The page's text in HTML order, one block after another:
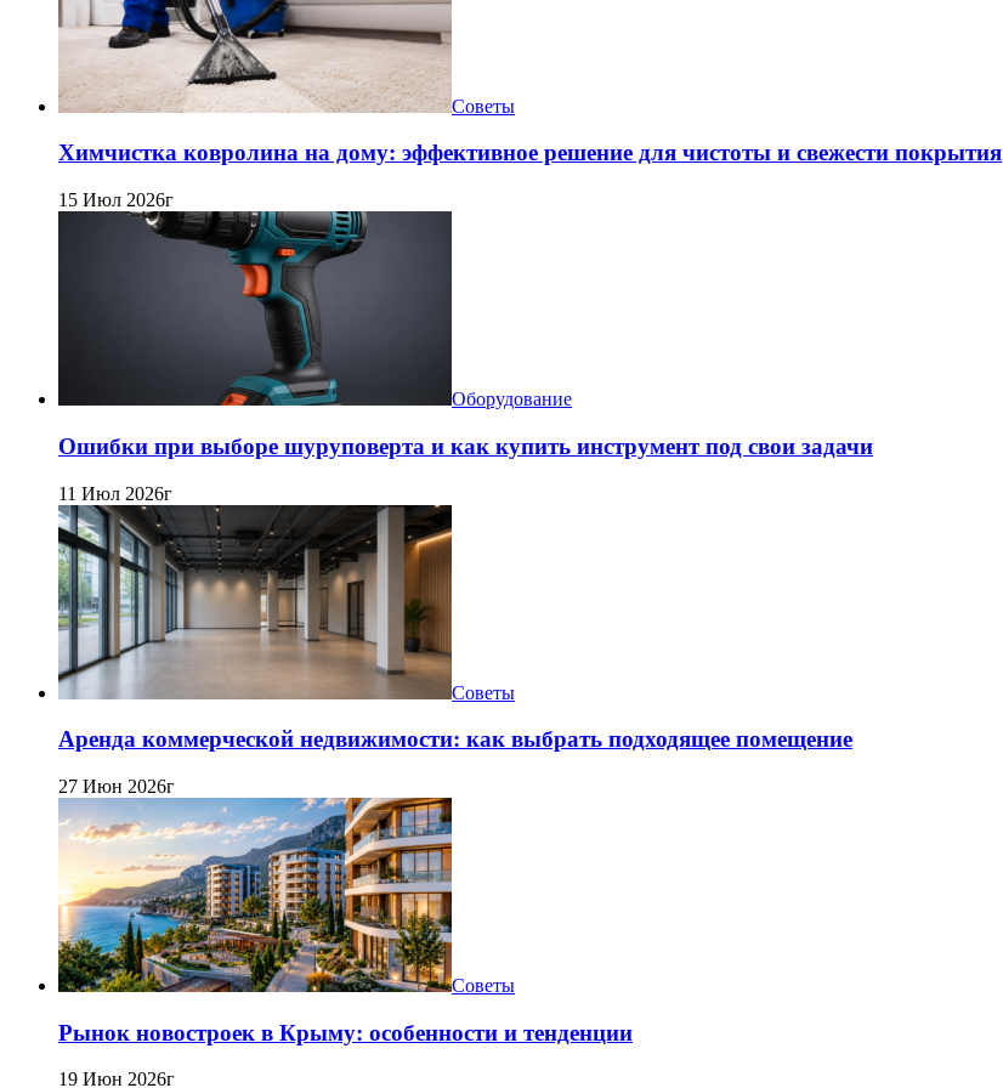
Советы
Химчистка ковролина на дому: эффективное решение для чистоты и свежести покрытия
15 Июл 2026г
Оборудование
Ошибки при выборе шуруповерта и как купить инструмент под свои задачи
11 Июл 2026г
Советы
Аренда коммерческой недвижимости: как выбрать подходящее помещение
27 Июн 2026г
Советы
Рынок новостроек в Крыму: особенности и тенденции
19 Июн 2026г